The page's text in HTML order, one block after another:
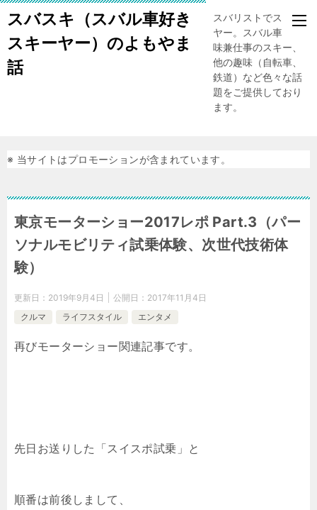
スバスキ（スバル車好き
スキーヤー）のよもやま
話
スバリストでスキー
ヤー。スバル車、趣
味兼仕事のスキー、
他の趣味（自転車、
鉄道）など色々な話
題をご提供しており
ます。
※ 当サイトはプロモーションが含まれています。
東京モーターショー2017レポ Part.3（パー
ソナルモビリティ試乗体験、次世代技術体
験）
更新日： 2019年9月4日 公開日： 2017年11月4日
クルマ
ライフスタイル エンタメ
再びモーターショー関連記事です。
先日お送りした「スイスポ試乗」と
順番は前後しまして、